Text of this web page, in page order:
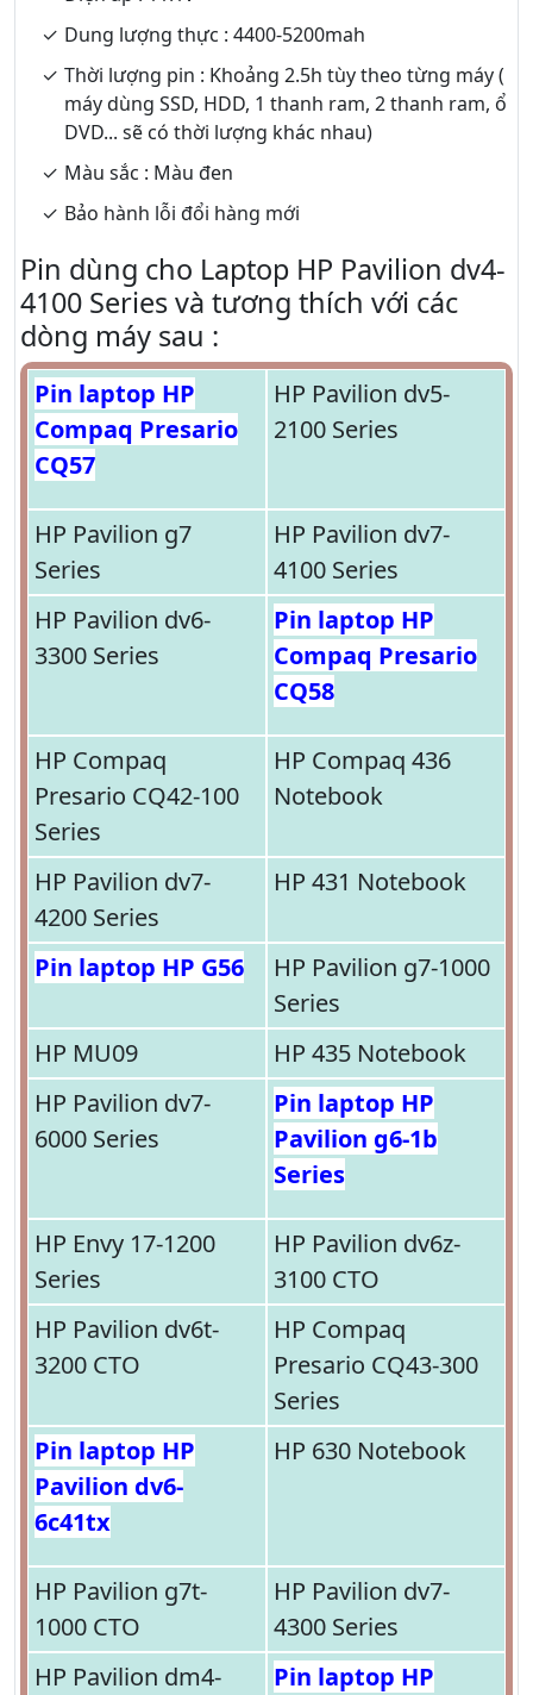
Dung lượng thực : 4400-5200mah
Thời lượng pin : Khoảng 2.5h tùy theo từng máy (
máy dùng SSD, HDD, 1 thanh ram, 2 thanh ram, ổ
DVD... sẽ có thời lượng khác nhau)
Màu sắc : Màu đen
Bảo hành lỗi đổi hàng mới
Pin dùng cho Laptop HP Pavilion dv4-
4100 Series và tương thích với các
dòng máy sau :
Pin laptop HP
Compaq Presario
CQ57
HP Pavilion dv5-
2100 Series
HP Pavilion g7
Series
HP Pavilion dv7-
4100 Series
HP Pavilion dv6-
3300 Series
Pin laptop HP
Compaq Presario
CQ58
HP Compaq
Presario CQ42-100
Series
HP Compaq 436
Notebook
HP Pavilion dv7-
4200 Series
HP 431 Notebook
Pin laptop HP G56
HP Pavilion g7-1000
Series
HP MU09
HP 435 Notebook
HP Pavilion dv7-
6000 Series
Pin laptop HP
Pavilion g6-1b
Series
HP Envy 17-1200
Series
HP Pavilion dv6z-
3100 CTO
HP Pavilion dv6t-
3200 CTO
HP Compaq
Presario CQ43-300
Series
Pin laptop HP
Pavilion dv6-
6c41tx
HP 630 Notebook
HP Pavilion g7t-
1000 CTO
HP Pavilion dv7-
4300 Series
HP Pavilion dm4-
Pin laptop HP